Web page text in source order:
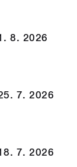
8. 2026
7. 2026
7. 2026